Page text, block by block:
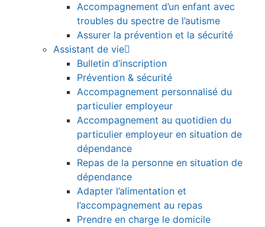
Accompagnement d’un enfant avec
troubles du spectre de l’autisme
Assurer la prévention et la sécurité
Assistant de vie
Bulletin d’inscription
Prévention & sécurité
Accompagnement personnalisé du
particulier employeur
Accompagnement au quotidien du
particulier employeur en situation de
dépendance
Repas de la personne en situation de
dépendance
Adapter l’alimentation et
l’accompagnement au repas
Prendre en charge le domicile